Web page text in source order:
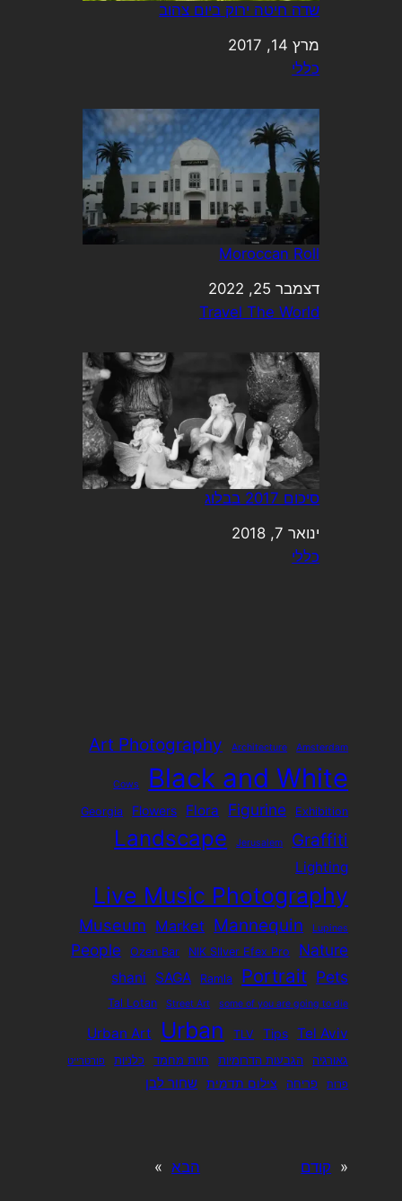
שדה חיטה ירוק ביום צהוב
תאריך
מרץ 14, 2017
בהקשר ל-
כללי
Moroccan Roll
תאריך
דצמבר 25, 2022
בהקשר ל-
Travel The World
סיכום 2017 בבלוג
תאריך
ינואר 7, 2018
בהקשר ל-
כללי
Amsterdam
Architecture
Art Photography
Black and White
Cows
Exhibition
Figurine
Flora
Flowers
Georgia
Graffiti
Jerusalem
Landscape
Lighting
Live Music Photography
Lupines
Mannequin
Market
Museum
Nature
NIK SIlver Efex Pro
Ozen Bar
People
Pets
Portrait
Ramla
SAGA
shani
some of you are going to die
Street Art
Tal Lotan
Tel Aviv
Tips
TLV
Urban
Urban Art
גאורגיה הגבעות הדרומיות חיות מחמד כלניות
פורטרייט
פרות
פריחה צילום תדמית שחור לבן
« קודם הבא »